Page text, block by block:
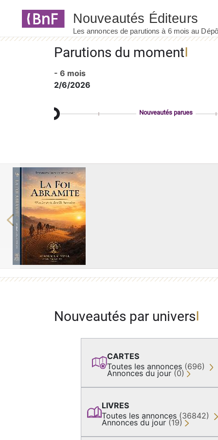
Parutions du moment
- 6 mois
2/6/2026
Nouveautés parues
Previous
Nouveautés par univers
CARTES
Toutes les annonces (696)
Annonces du jour (0)
LIVRES
Toutes les annonces (36842)
Annonces du jour (19)